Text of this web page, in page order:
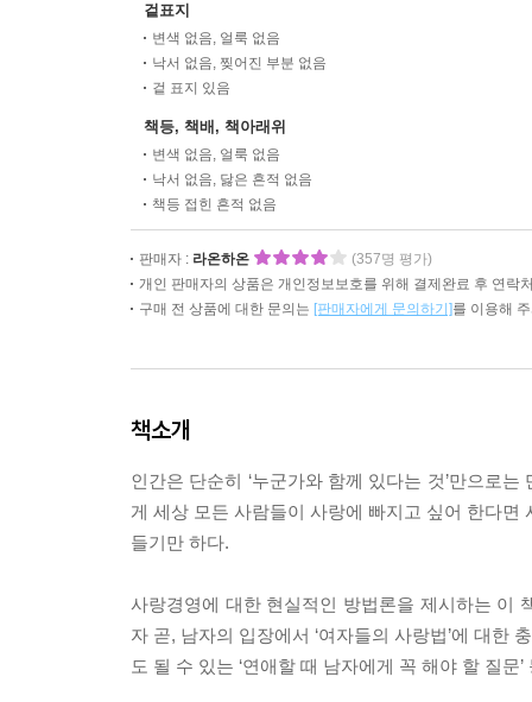
겉표지
변색 없음, 얼룩 없음
낙서 없음, 찢어진 부분 없음
겉 표지 있음
책등, 책배, 책아래위
변색 없음, 얼룩 없음
낙서 없음, 닳은 흔적 없음
책등 접힌 흔적 없음
판매자 : 라온하온
(357명 평가)
개인 판매자의 상품은 개인정보보호를 위해 결제완료 후 연락
구매 전 상품에 대한 문의는 [판매자에게 문의하기]를 이용해
책소개
인간은 단순히 ‘누군가와 함께 있다는 것’만으로
게 세상 모든 사람들이 사랑에 빠지고 싶어 한다
들기만 하다.
사랑경영에 대한 현실적인 방법론을 제시하는 이
자 곧, 남자의 입장에서 ‘여자들의 사랑법’에 대한
도 될 수 있는 ‘연애할 때 남자에게 꼭 해야 할 질